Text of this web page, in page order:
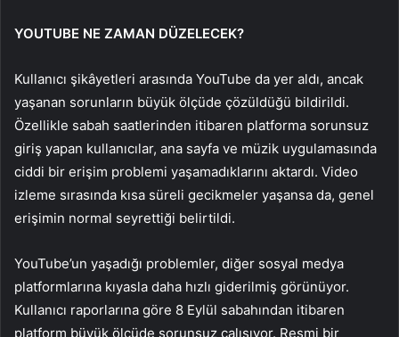
YOUTUBE NE ZAMAN DÜZELECEK?
Kullanıcı şikâyetleri arasında YouTube da yer aldı, ancak
yaşanan sorunların büyük ölçüde çözüldüğü bildirildi.
Özellikle sabah saatlerinden itibaren platforma sorunsuz
giriş yapan kullanıcılar, ana sayfa ve müzik uygulamasında
ciddi bir erişim problemi yaşamadıklarını aktardı. Video
izleme sırasında kısa süreli gecikmeler yaşansa da, genel
erişimin normal seyrettiği belirtildi.
YouTube’un yaşadığı problemler, diğer sosyal medya
platformlarına kıyasla daha hızlı giderilmiş görünüyor.
Kullanıcı raporlarına göre 8 Eylül sabahından itibaren
platform büyük ölçüde sorunsuz çalışıyor. Resmi bir